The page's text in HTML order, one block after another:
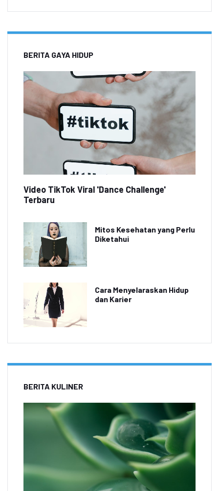
BERITA GAYA HIDUP
Video TikTok Viral 'Dance Challenge'
Terbaru
Mitos Kesehatan yang Perlu
Diketahui
Cara Menyelaraskan Hidup
dan Karier
BERITA KULINER